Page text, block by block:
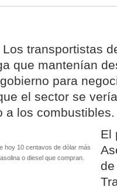
transportistas
que mantenían
para
el sector se
a los combustibles.
hoy 10 centavos de dólar más
o diesel que compran.
El